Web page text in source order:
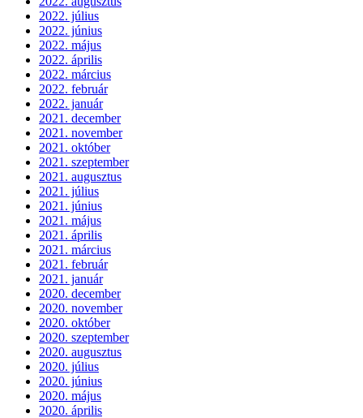
2022. július
2022. június
2022. május
2022. április
2022. március
2022. február
2022. január
2021. december
2021. november
2021. október
2021. szeptember
2021. augusztus
2021. július
2021. június
2021. május
2021. április
2021. március
2021. február
2021. január
2020. december
2020. november
2020. október
2020. szeptember
2020. augusztus
2020. július
2020. június
2020. május
2020. április